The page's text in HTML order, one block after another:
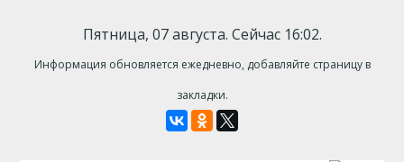
Пятница, 07 августа. Сейчас 16:02.
Информация обновляется ежедневно, добавляйте страницу в
закладки.